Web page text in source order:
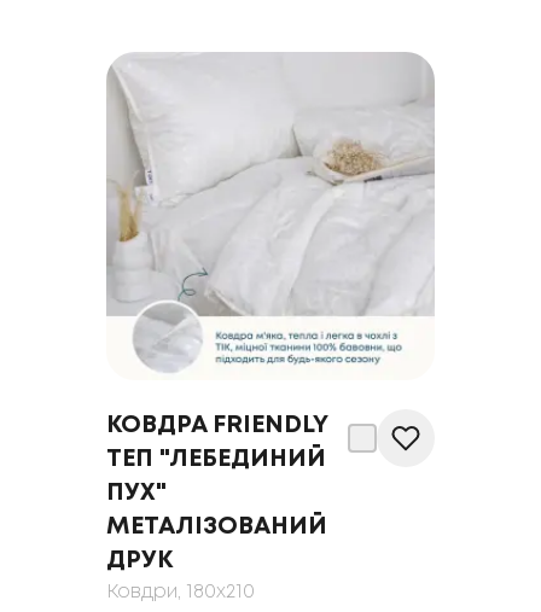
КОВДРА FRIENDLY
ТЕП "ЛЕБЕДИНИЙ
ПУХ"
МЕТАЛІЗОВАНИЙ
ДРУК
Ковдри, 180x210